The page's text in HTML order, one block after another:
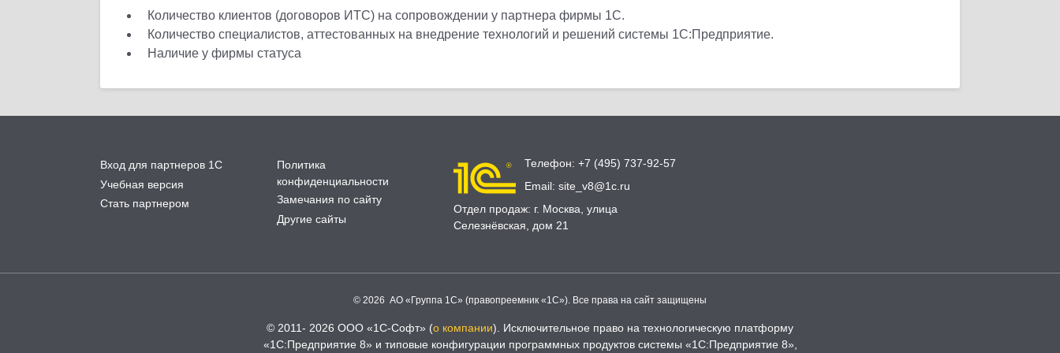
Количество клиентов (договоров ИТС) на сопровождении у партнера фирмы 1С.
Количество специалистов, аттестованных на внедрение технологий и решений системы 1С:Предприятие.
Наличие у фирмы статуса
Вход для партнеров 1С
Учебная версия
Стать партнером
Политика
конфиденциальности
Замечания по сайту
Другие сайты
Телефон: +7 (495) 737-92-57
Email: site_v8@1c.ru
Отдел продаж: г. Москва, улица
Селезнёвская, дом 21
© 2026 АО «Группа 1С» (правопреемник «1С»). Все права на сайт защищены
© 2011- 2026 ООО «1С-Софт» (о компании). Исключительное право на технологическую платформу
«1С:Предприятие 8» и типовые конфигурации программных продуктов системы «1С:Предприятие 8»,